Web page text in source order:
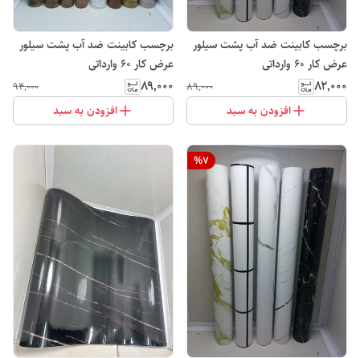
برچسب کابینت ضد آب پشت سیلور
عرض کار 60 وارداتی
۸۲٬۰۰۰ ۸۹٬۰۰۰
افزودن به سبد
برچسب کابینت ضد آب پشت سیلور
عرض کار 60 وارداتی
۸۹٬۰۰۰ ۹۴٬۰۰۰
افزودن به سبد
%7